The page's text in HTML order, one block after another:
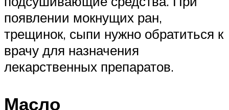
появлении мокнущих ран,
трещинок, сыпи нужно обратиться к
врачу для назначения
лекарственных препаратов.
Масло